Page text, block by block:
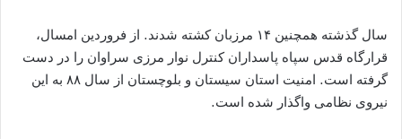
سال گذشته همچنین ۱۴ مرزبان کشته شدند. از فروردین امسال،
قرارگاه قدس سپاه پاسداران کنترل نوار مرزی سراوان را در دست
گرفته است. امنیت استان سیستان و بلوچستان از سال ۸۸ به این
نیروی نظامی واگذار شده است.